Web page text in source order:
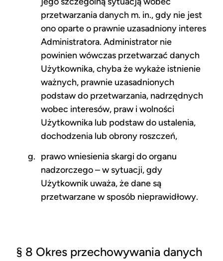
przetwarzania danych m. in., gdy nie jest
ono oparte o prawnie uzasadniony interes
Administratora. Administrator nie
powinien wówczas przetwarzać danych
Użytkownika, chyba że wykaże istnienie
ważnych, prawnie uzasadnionych
podstaw do przetwarzania, nadrzędnych
wobec interesów, praw i wolności
Użytkownika lub podstaw do ustalenia,
dochodzenia lub obrony roszczeń,
prawo wniesienia skargi do organu
nadzorczego – w sytuacji, gdy
Użytkownik uważa, że dane są
przetwarzane w sposób nieprawidłowy.
§ 8 Okres przechowywania danych